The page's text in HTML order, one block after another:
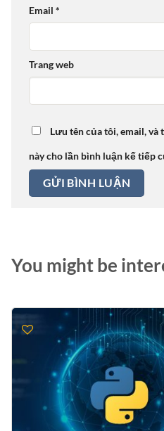
Email *
Trang web
Lưu tên của tôi, email,
này cho lần bình luận kế tiếp
You might be